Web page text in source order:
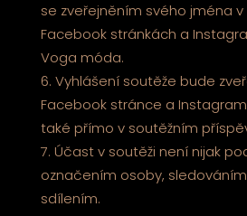
se zveřejněním svého jména
Facebook stránkách a
Voga móda.
Vyhlášení soutěže bude
Facebook stránce a
také přímo v soutěžním
Účast v soutěži není nijak
označením osoby,
sdílením.